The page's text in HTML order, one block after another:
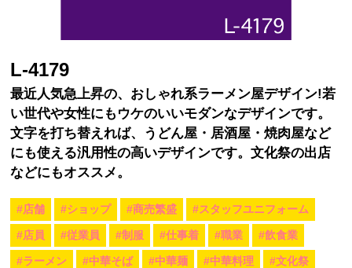
L-4179
最近人気急上昇の、おしゃれ系ラーメン屋デザイン!若
い世代や女性にもウケのいいモダンなデザインです。
文字を打ち替えれば、うどん屋・居酒屋・焼肉屋など
にも使える汎用性の高いデザインです。文化祭の出店
などにもオススメ。
#店舗 #ショップ #商売繁盛 #スタッフユニフォーム
#店員 #従業員 #制服 #仕事着 #職業 #飲食業
#ラーメン #中華そば #中華麺 #中華料理 #文化祭